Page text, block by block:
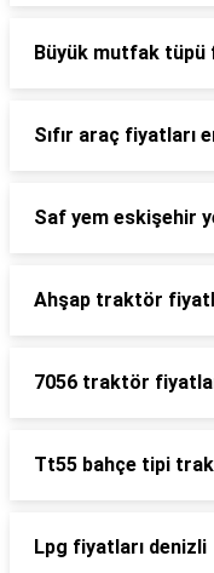
Büyük mutfak tüpü
Sıfır araç fiyatları
Saf yem eskişehir
Ahşap traktör
7056 traktör
Tt55 bahçe tipi
Lpg fiyatları denizli